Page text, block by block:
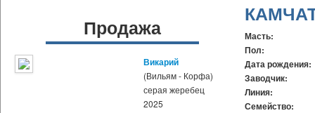
Продажа
Викарий
(Вильям - Корфа)
серая жеребец
2025
Масть:
Пол:
Дата рождения:
Заводчик:
Линия:
Семейство: